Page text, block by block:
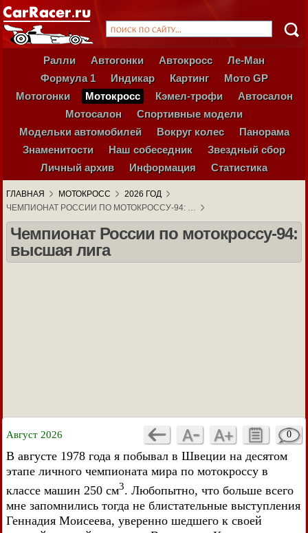
Ралли Автогонки Автокросс
Ле-Ман
Формула 1
Индикар Картинг
Мото GP
Мотогонки
Мотокросс Кэмел-трофи
Автосалон
Мотосалон
Спортивные модели
Модельки автомобилей
Вокруг колес
Панорама
Знаменитости
Наш собеседник
Звездный сбор
Личный архив
Информация Статистика
ГЛАВНАЯ МОТОКРОСС
2026 ГОД
ЧЕМПИОНАТ РОССИИ ПО МОТОКРОССУ-94: …
Чемпионат России по мотокроссу-94:
высшая лига
Август 2026 0
В августе 1978 года я побывал в Швеции на десятом
этапе личного чемпионата мира по мотокроссу в
классе машин 250 см3. Любопытно, что больше всего
мне запомнились тогда не блистательные выступления
Геннадия Моисеева, уверенно шедшего к своей